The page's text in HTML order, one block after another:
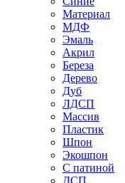
Материал
МДФ
Эмаль
Акрил
Береза
Дерево
Дуб
ЛДСП
Массив
Пластик
Шпон
Экошпон
С патиной
ДСП